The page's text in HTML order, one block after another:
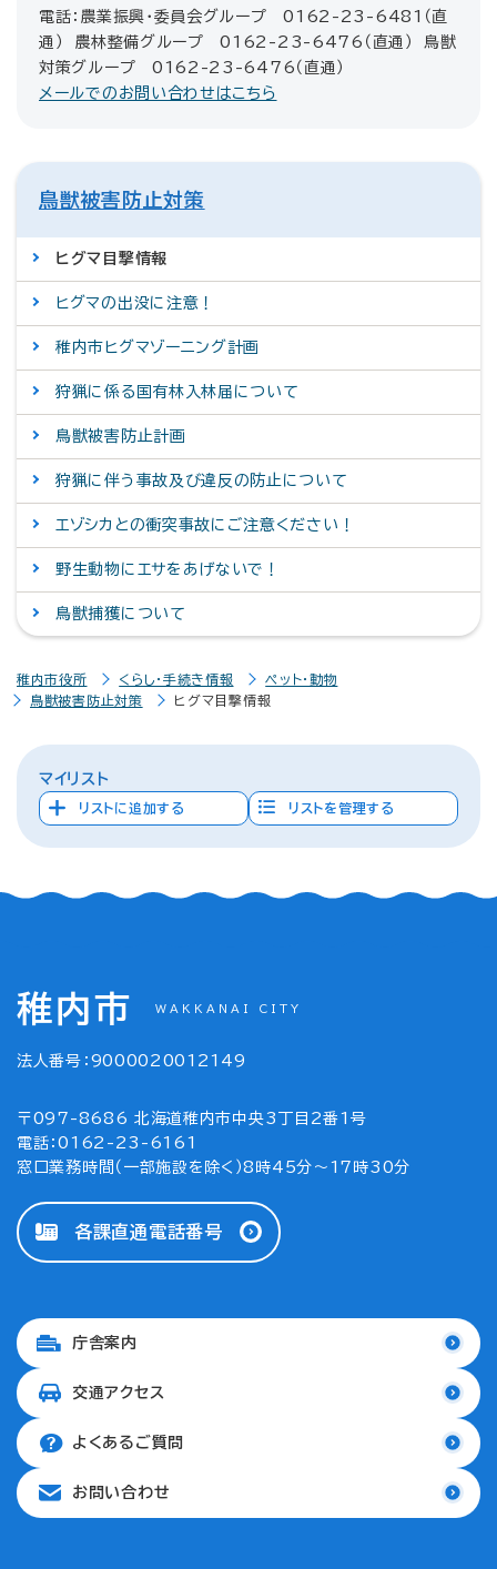
電話：農業振興・委員会グループ 0162-23-6481（直
通） 農林整備グループ 0162-23-6476（直通） 鳥獣
対策グループ 0162-23-6476（直通）
メールでのお問い合わせはこちら
鳥獣被害防止対策
ヒグマ目撃情報
ヒグマの出没に注意！
稚内市ヒグマゾーニング計画
狩猟に係る国有林入林届について
鳥獣被害防止計画
狩猟に伴う事故及び違反の防止について
エゾシカとの衝突事故にご注意ください！
野生動物にエサをあげないで！
鳥獣捕獲について
稚内市役所 くらし・手続き情報
ペット・動物
鳥獣被害防止対策
ヒグマ目撃情報
マイリスト
リストに追加する リストを管理する
稚内市 WAKKANAI CITY
法人番号：9000020012149
〒097-8686 北海道稚内市中央3丁目2番1号
電話：0162-23-6161
窓口業務時間（一部施設を除く）8時45分～17時30分
各課直通電話番号
庁舎案内
交通アクセス
よくあるご質問
お問い合わせ